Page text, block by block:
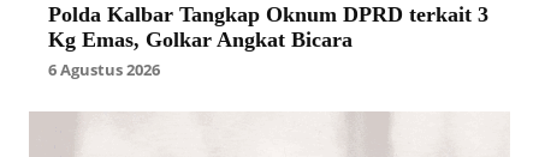
Polda Kalbar Tangkap Oknum DPRD terkait 3
Kg Emas, Golkar Angkat Bicara
6 Agustus 2026